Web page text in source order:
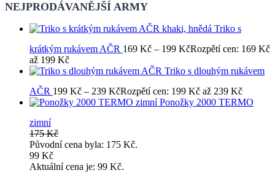
NEJPRODÁVANĚJŠÍ ARMY
Triko s
krátkým rukávem AČR 169 Kč – 199 KčRozpětí cen: 169 Kč
až 199 Kč
Triko s dlouhým rukávem
AČR 199 Kč – 239 KčRozpětí cen: 199 Kč až 239 Kč
Ponožky 2000 TERMO
zimní
175Kč
Původní cena byla: 175 Kč.
99 Kč
Aktuální cena je: 99 Kč.